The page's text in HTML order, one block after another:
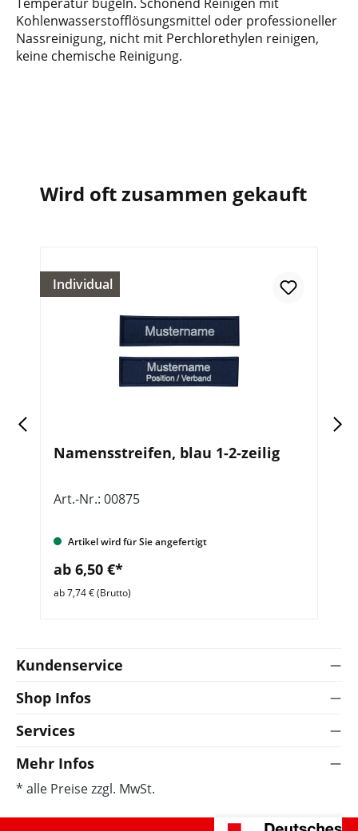
Kohlenwasserstofflösungsmittel oder professioneller
Nassreinigung, nicht mit Perchlorethylen reinigen,
keine chemische Reinigung.
Wird oft zusammen gekauft
Individual
Namensstreifen, blau 1-2-zeilig
Art.-Nr.: 00875
Artikel wird für Sie angefertigt
ab 6,50 €*
ab 7,74 € (Brutto)
Kundenservice
Shop Infos
Services
Mehr Infos
* alle Preise zzgl. MwSt.